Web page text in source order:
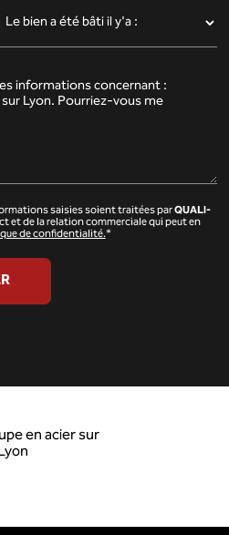
saisies soient traitées parQUALI-
et de la relation commerciale qui peut en
de confidentialité.*
en acier sur